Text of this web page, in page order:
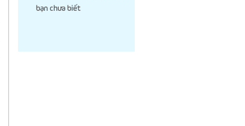
bạn chưa biết